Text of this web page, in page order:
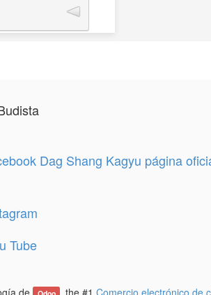
Dag Shang Kagyu página
Tube
de , the #1 Comercio electrónico de